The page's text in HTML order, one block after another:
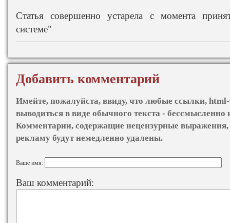
Статья совершенно устарела с момента
системе"
Добавить комментарий
Имейте, пожалуйста, ввиду, что любые ссылки,
выводиться в виде обычного текста - бессмысленно
Комментарии, содержащие нецензурные
рекламу будут немедленно удалены.
Ваше имя:
Ваш комментарий: